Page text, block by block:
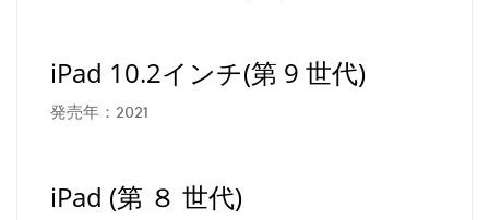
iPad 10.2インチ(第 9 世代)
発売年：2021
iPad (第 ８ 世代)